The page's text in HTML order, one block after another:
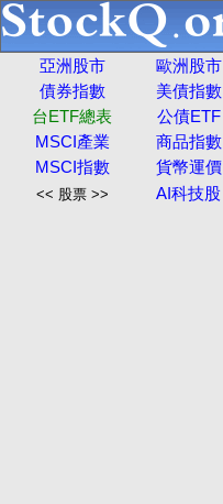
亞洲股市 歐洲股市
債券指數
美債指數
台ETF總表
公債ETF
MSCI產業
商品指數
MSCI指數
貨幣運價
<< 股票 >> AI科技股